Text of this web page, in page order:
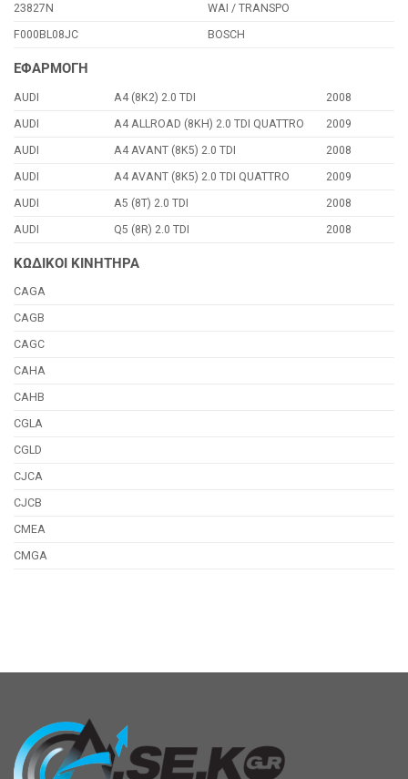
23827N
WAI / TRANSPO
F000BL08JC
BOSCH
ΕΦΑΡΜΟΓΗ
AUDI A4 (8K2) 2.0 TDI
2008
AUDI
A4 ALLROAD (8KH) 2.0 TDI QUATTRO
2009
AUDI
A4 AVANT (8K5) 2.0 TDI
2008
AUDI
A4 AVANT (8K5) 2.0 TDI QUATTRO
2009
AUDI
A5 (8T) 2.0 TDI
2008
AUDI
Q5 (8R) 2.0 TDI 2008
ΚΩΔΙΚΟΙ ΚΙΝΗΤΗΡΑ
CAGA
CAGB
CAGC
CAHA
CAHB
CGLA
CGLD
CJCA
CJCB
CMEA
CMGA